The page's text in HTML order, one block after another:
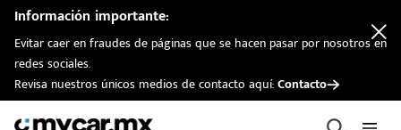
Información importante:
Evitar caer en fraudes de páginas que se hacen pasar por nosotros en
redes sociales.
Revisa nuestros únicos medios de contacto aquí:Contacto